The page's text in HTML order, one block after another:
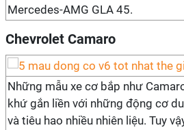
Mercedes-AMG GLA 45.
Chevrolet Camaro
Những mẫu xe cơ bắp như
khứ gắn liền với những động cơ
và tiêu hao nhiều nhiên liệu. Tuy